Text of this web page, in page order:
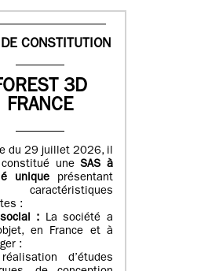
CONSTITUTION
3D
FRANCE
du 29 juillet 2026, il
uneSAS à
unique présentant
:
: La société a
en France et à
:
d’études